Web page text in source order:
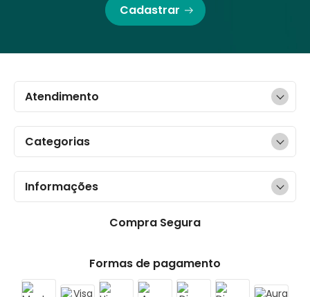
Cadastrar
Categorias
Informações
Compra Segura
Atendimento
Formas de pagamento